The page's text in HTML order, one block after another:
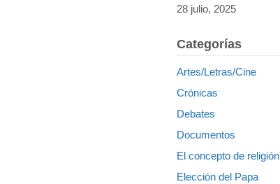
28 julio, 2025
Categorías
Artes/Letras/Cine
Crónicas
Debates
Documentos
El concepto de religión
Elección del Papa